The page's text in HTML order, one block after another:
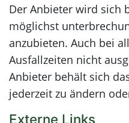
Der Anbieter wird sich
möglichst
anzubieten. Auch bei
Ausfallzeiten nicht
Anbieter behält sich
jederzeit zu ändern
Externe Links